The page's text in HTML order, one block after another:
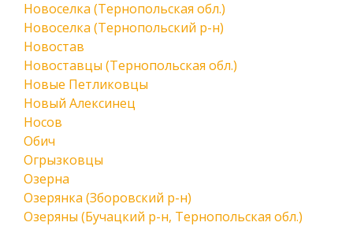
Новоселка (Тернопольская обл.)
Новоселка (Тернопольский р-н)
Новостав
Новоставцы (Тернопольская обл.)
Новые Петликовцы
Новый Алексинец
Носов
Обич
Огрызковцы
Озерна
Озерянка (Зборовский р-н)
Озеряны (Бучацкий р-н, Тернопольская обл.)